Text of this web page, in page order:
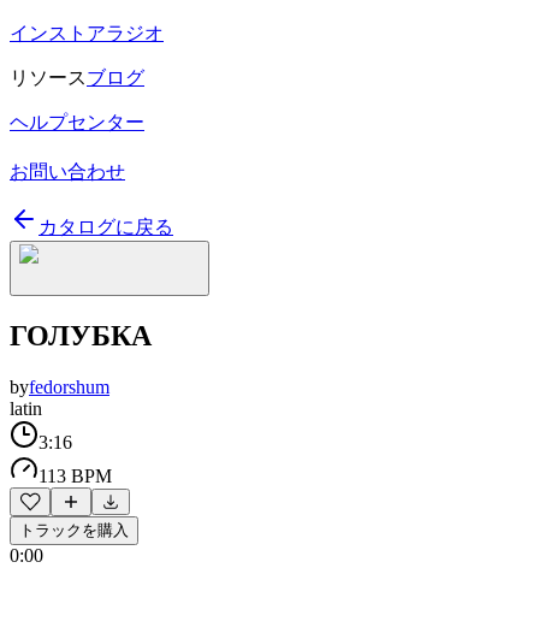
インストアラジオ
リソースブログ
ヘルプセンター
お問い合わせ
カタログに戻る
ГОЛУБКА
byfedorshum
latin
3:16
113 BPM
トラックを購入
0:00